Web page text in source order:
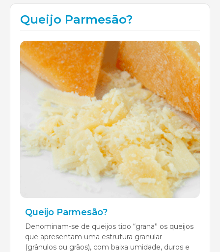
Queijo Parmesão?
Queijo Parmesão?
Denominam-se de queijos tipo “grana” os queijos
que apresentam uma estrutura granular
(grânulos ou grãos), com baixa umidade, duros e